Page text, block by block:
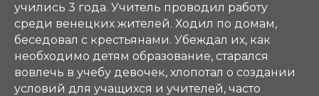
учились 3 года. Учитель проводил работу
среди венецких жителей. Ходил по домам,
беседовал с крестьянами. Убеждал их, как
необходимо детям образование, старался
вовлечь в учебу девочек, хлопотал о создании
условий для учащихся и учителей, часто